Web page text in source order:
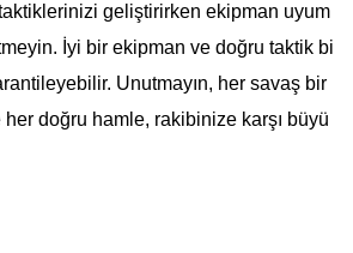
geliştirirken ekipman uyum
İyi bir ekipman ve doğru taktik bi
Unutmayın, her savaş bir
doğru hamle, rakibinize karşı büyü